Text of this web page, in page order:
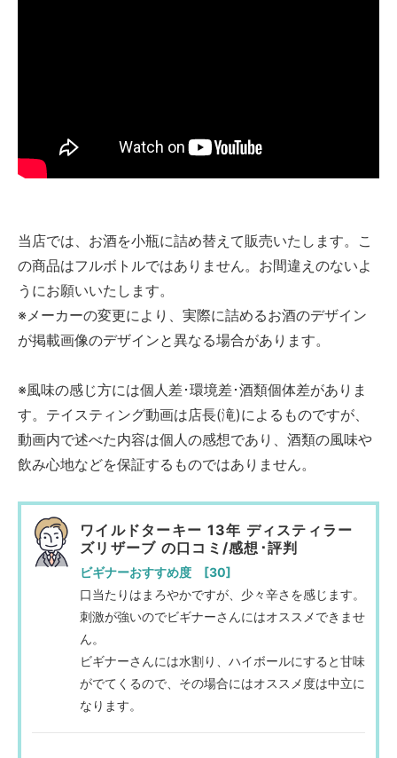
当店では、お酒を小瓶に詰め替えて販売いたします。こ
の商品はフルボトルではありません。お間違えのないよ
うにお願いいたします。
※メーカーの変更により、実際に詰めるお酒のデザイン
が掲載画像のデザインと異なる場合があります。
※風味の感じ方には個人差･環境差･酒類個体差がありま
す。テイスティング動画は店長(滝)によるものですが、
動画内で述べた内容は個人の感想であり、酒類の風味や
飲み心地などを保証するものではありません。
ワイルドターキー 13年 ディスティラー
ズリザーブ の口コミ/感想･評判
ビギナーおすすめ度 [30]
口当たりはまろやかですが、少々辛さを感じます。
刺激が強いのでビギナーさんにはオススメできませ
ん。
ビギナーさんには水割り、ハイボールにすると甘味
がでてくるので、その場合にはオススメ度は中立に
なります。